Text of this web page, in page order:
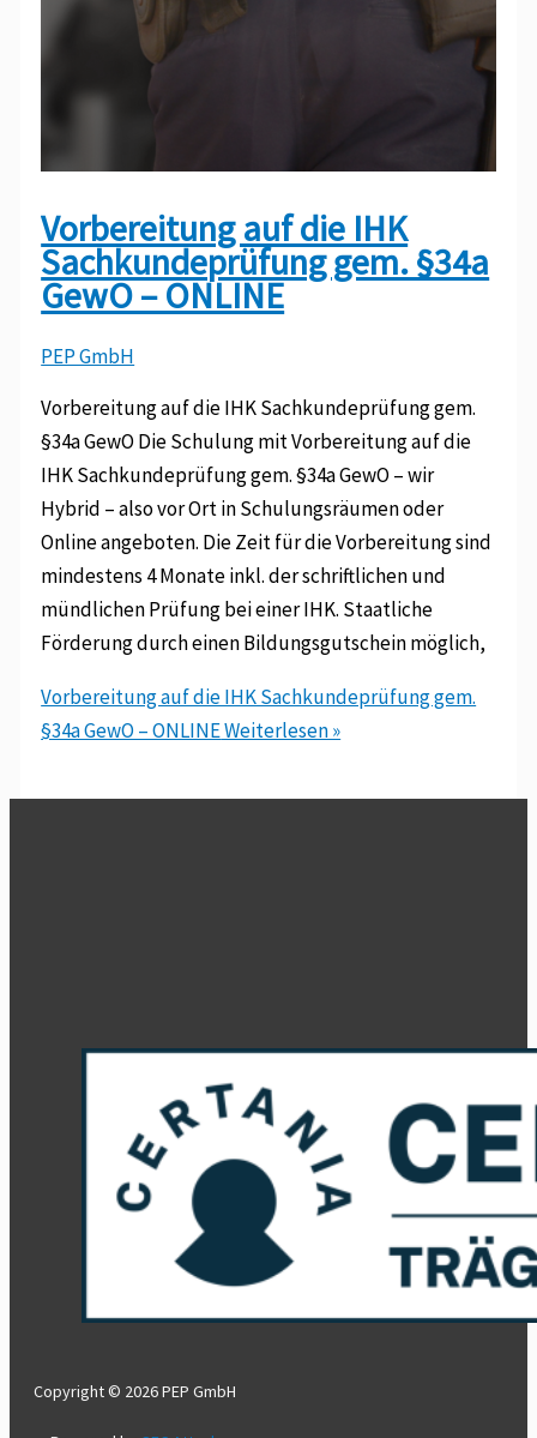
Vorbereitung auf die IHK
Sachkundeprüfung gem. §34a
GewO – ONLINE
PEP GmbH
Vorbereitung auf die IHK Sachkundeprüfung gem.
§34a GewO Die Schulung mit Vorbereitung auf die
IHK Sachkundeprüfung gem. §34a GewO – wir
Hybrid – also vor Ort in Schulungsräumen oder
Online angeboten. Die Zeit für die Vorbereitung sind
mindestens 4 Monate inkl. der schriftlichen und
mündlichen Prüfung bei einer IHK. Staatliche
Förderung durch einen Bildungsgutschein möglich,
Vorbereitung auf die IHK Sachkundeprüfung gem.
§34a GewO – ONLINEWeiterlesen »
Copyright © 2026 PEP GmbH